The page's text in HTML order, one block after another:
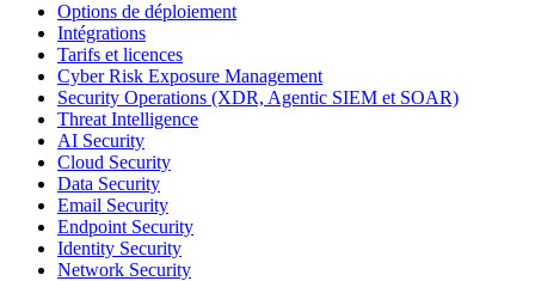
Options de déploiement
Intégrations
Tarifs et licences
Cyber Risk Exposure Management
Security Operations (XDR, Agentic SIEM et SOAR)
Threat Intelligence
AI Security
Cloud Security
Data Security
Email Security
Endpoint Security
Identity Security
Network Security